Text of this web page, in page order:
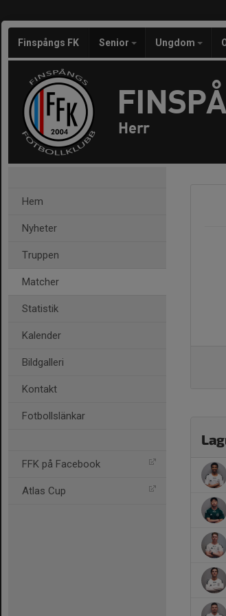
Finspångs FK Senior Ungdom
Herr
Hem
Nyheter
Truppen
Matcher
Statistik
Kalender
Bildgalleri
Kontakt
Fotbollslänkar
FFK på Facebook
Atlas Cup